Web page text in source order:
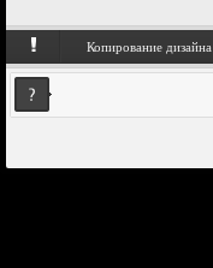
Копирование